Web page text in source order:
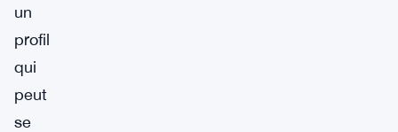
un
profil
qui
peut
se